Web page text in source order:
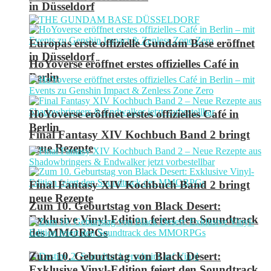
in Düsseldorf
HoYoverse eröffnet erstes offizielles Café in
Berlin
Final Fantasy XIV Kochbuch Band 2 bringt
neue Rezepte
Zum 10. Geburtstag von Black Desert:
Exklusive Vinyl-Edition feiert den Soundtrack
des MMORPGs
Europas erste offizielle Gundam Base eröffnet
in Düsseldorf
HoYoverse eröffnet erstes offizielles Café in
Berlin
Final Fantasy XIV Kochbuch Band 2 bringt
neue Rezepte
Zum 10. Geburtstag von Black Desert: